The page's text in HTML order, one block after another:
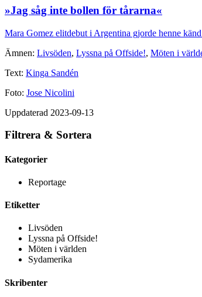
»Jag såg inte bollen för tårarna«
Mara Gomez elitdebut i Argentina gjorde henne
Ämnen: Livsöden, Lyssna på Offside!, Möten i
Text: Kinga Sandén
Foto: Jose Nicolini
Uppdaterad 2023-09-13
Filtrera & Sortera
Kategorier
Reportage
Etiketter
Livsöden
Lyssna på Offside!
Möten i världen
Sydamerika
Skribenter